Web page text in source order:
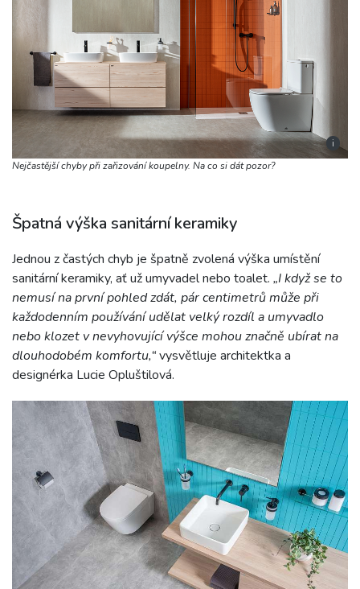
i
Nejčastější chyby při zařizování koupelny. Na co si dát pozor?
Špatná výška sanitární keramiky
Jednou z častých chyb je špatně zvolená výška umístění
sanitární keramiky, ať už umyvadel nebo toalet. „I když se to
nemusí na první pohled zdát, pár centimetrů může při
každodenním používání udělat velký rozdíl a umyvadlo
nebo klozet v nevyhovující výšce mohou značně ubírat na
dlouhodobém komfortu,“vysvětluje architektka a
designérka Lucie Opluštilová.